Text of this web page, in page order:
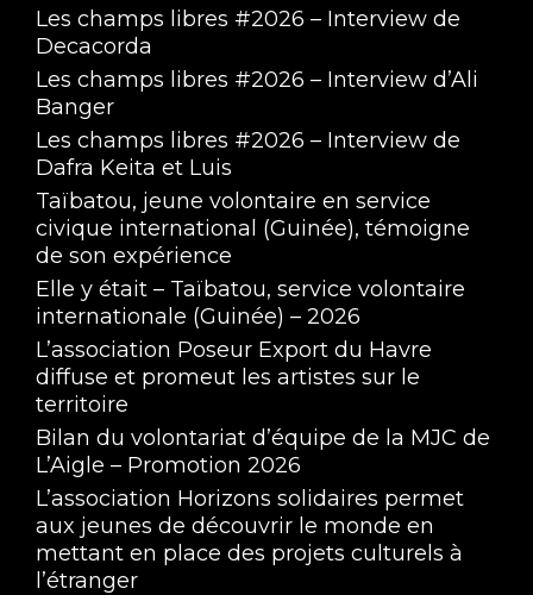
Les champs libres #2026 – Interview de
Decacorda
Les champs libres #2026 – Interview d’Ali
Banger
Les champs libres #2026 – Interview de
Dafra Keita et Luis
Taïbatou, jeune volontaire en service
civique international (Guinée), témoigne
de son expérience
Elle y était – Taïbatou, service volontaire
internationale (Guinée) – 2026
L’association Poseur Export du Havre
diffuse et promeut les artistes sur le
territoire
Bilan du volontariat d’équipe de la MJC de
L’Aigle – Promotion 2026
L’association Horizons solidaires permet
aux jeunes de découvrir le monde en
mettant en place des projets culturels à
l’étranger